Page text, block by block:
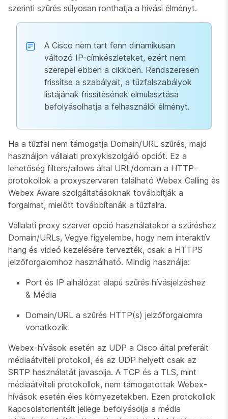
szerinti szűrés súlyosan ronthatja a hívási élményt.
A Cisco nem tart fenn dinamikusan
változó IP-címkészleteket, ezért nem
szerepel ebben a cikkben. Rendszeresen
frissítse a szabályait, a tűzfalszabályok
listájának frissítésének elmulasztása
befolyásolhatja a felhasználói élményt.
Ha a tűzfal nem támogatja Domain/URL szűrés, majd
használjon vállalati proxykiszolgáló opciót. Ez a
lehetőség filters/allows által URL/domain a HTTP-
protokollok a proxyszerveren található Webex Calling és
Webex Aware szolgáltatásoknak továbbítják a
forgalmat, mielőtt továbbítanák a tűzfalra.
Vállalati proxy szerver opció használatakor a szűréshez
Domain/URLs, Vegye figyelembe, hogy nem interaktív
hang és videó kezelésére tervezték, csak a HTTPS
jelzőforgalomhoz használható. Mindig használja:
Port és IP alhálózat alapú szűrés hívásjelzéshez
& Média
Domain/URL a szűrés HTTP(s) jelzőforgalomra
vonatkozik
Webex-hívások esetén az UDP a Cisco által preferált
médiaátviteli protokoll, és az UDP helyett csak az
SRTP használatát javasolja. A TCP és a TLS, mint
médiaátviteli protokollok, nem támogatottak Webex-
hívások esetén éles környezetekben. Ezen protokollok
kapcsolatorientált jellege befolyásolja a média